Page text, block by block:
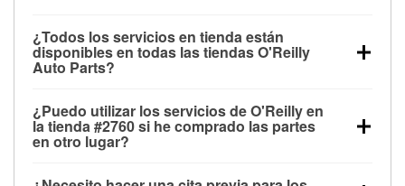
¿Todos los servicios en tienda están
disponibles en todas las tiendas O'Reilly
Auto Parts?
las pruebas de batería, pruebas de alternador y
motor de arranque, revisión de la luz “Check Engine”
con O'Reilly VeriScan® e instalación de
limpiaparabrisas o bombillas, están disponibles en
¿Puedo utilizar los servicios de O'Reilly en
la tienda #2760 si he comprado las partes
en otro lugar?